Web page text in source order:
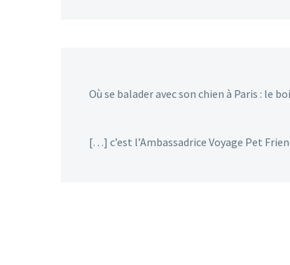
Où se balader avec son chien à Paris : le
[…] c’est l’Ambassadrice Voyage Pet